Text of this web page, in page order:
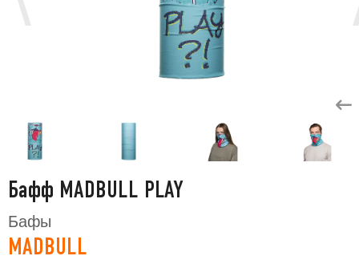
Бафф MADBULL PLAY
Бафы
MADBULL